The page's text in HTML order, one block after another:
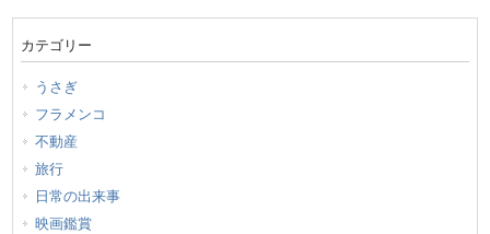
カテゴリー
うさぎ
フラメンコ
不動産
旅行
日常の出来事
映画鑑賞